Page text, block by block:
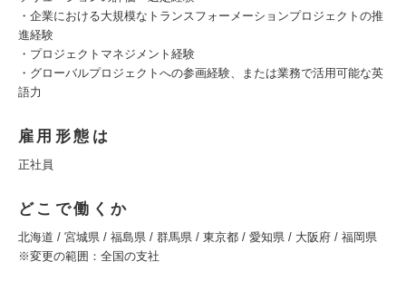
・企業における大規模なトランスフォーメーションプロジェクトの推
進経験
・プロジェクトマネジメント経験
・グローバルプロジェクトへの参画経験、または業務で活用可能な英
語力
雇用形態は
正社員
どこで働くか
北海道 / 宮城県 / 福島県 / 群馬県 / 東京都 / 愛知県 / 大阪府 / 福岡県
※変更の範囲：全国の支社